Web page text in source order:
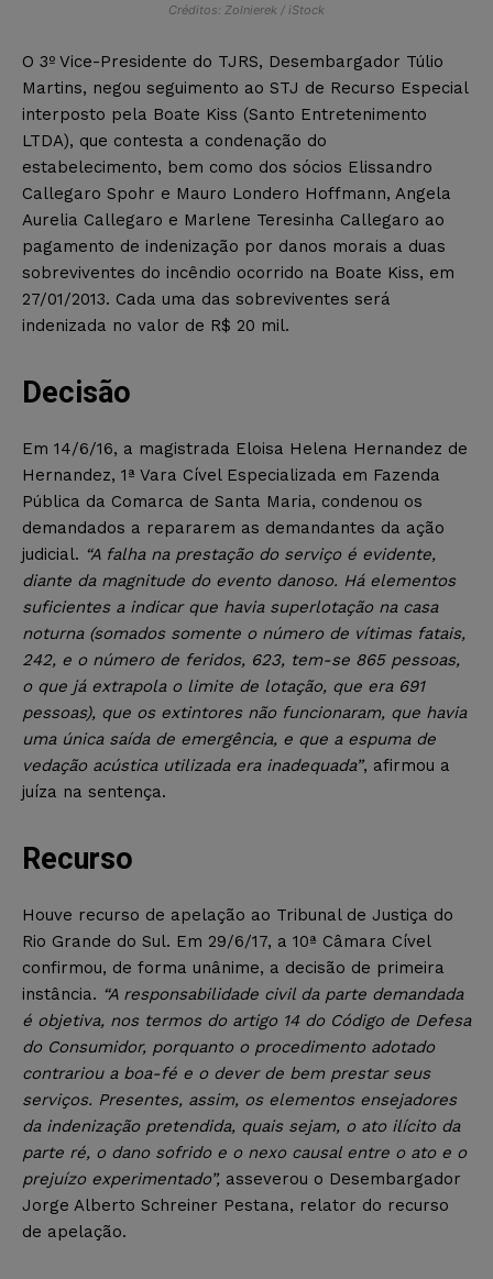
Créditos: Zolnierek / iStock
O 3º Vice-Presidente do TJRS, Desembargador Túlio
Martins, negou seguimento ao STJ de Recurso Especial
interposto pela Boate Kiss (Santo Entretenimento
LTDA), que contesta a condenação do
estabelecimento, bem como dos sócios Elissandro
Callegaro Spohr e Mauro Londero Hoffmann, Angela
Aurelia Callegaro e Marlene Teresinha Callegaro ao
pagamento de indenização por danos morais a duas
sobreviventes do incêndio ocorrido na Boate Kiss, em
27/01/2013. Cada uma das sobreviventes será
indenizada no valor de R$ 20 mil.
Decisão
Em 14/6/16, a magistrada Eloisa Helena Hernandez de
Hernandez, 1ª Vara Cível Especializada em Fazenda
Pública da Comarca de Santa Maria, condenou os
demandados a repararem as demandantes da ação
judicial. “A falha na prestação do serviço é evidente,
diante da magnitude do evento danoso. Há elementos
suficientes a indicar que havia superlotação na casa
noturna (somados somente o número de vítimas fatais,
242, e o número de feridos, 623, tem-se 865 pessoas,
o que já extrapola o limite de lotação, que era 691
pessoas), que os extintores não funcionaram, que havia
uma única saída de emergência, e que a espuma de
vedação acústica utilizada era inadequada”, afirmou a
juíza na sentença.
Recurso
Houve recurso de apelação ao Tribunal de Justiça do
Rio Grande do Sul. Em 29/6/17, a 10ª Câmara Cível
confirmou, de forma unânime, a decisão de primeira
instância. “A responsabilidade civil da parte demandada
é objetiva, nos termos do artigo 14 do Código de Defesa
do Consumidor, porquanto o procedimento adotado
contrariou a boa-fé e o dever de bem prestar seus
serviços. Presentes, assim, os elementos ensejadores
da indenização pretendida, quais sejam, o ato ilícito da
parte ré, o dano sofrido e o nexo causal entre o ato e o
prejuízo experimentado”, asseverou o Desembargador
Jorge Alberto Schreiner Pestana, relator do recurso
de apelação.